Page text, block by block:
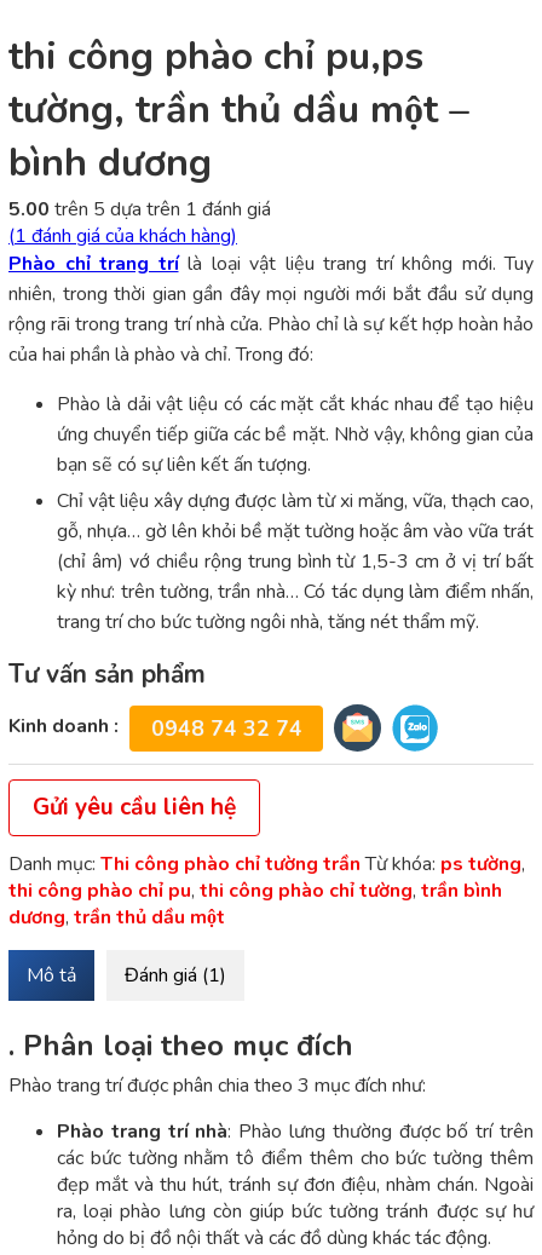
thi công phào chỉ pu,ps
tường, trần thủ dầu một –
bình dương
5.00 trên 5 dựa trên 1 đánh giá
(1 đánh giá của khách hàng)
Phào chỉ trang trílà loại vật liệu trang trí không mới. Tuy
nhiên, trong thời gian gần đây mọi người mới bắt đầu sử dụng
rộng rãi trong trang trí nhà cửa. Phào chỉ là sự kết hợp hoàn hảo
của hai phần là phào và chỉ. Trong đó:
Phào là dải vật liệu có các mặt cắt khác nhau để tạo hiệu
ứng chuyển tiếp giữa các bề mặt. Nhờ vậy, không gian của
bạn sẽ có sự liên kết ấn tượng.
Chỉ vật liệu xây dựng được làm từ xi măng, vữa, thạch cao,
gỗ, nhựa… gờ lên khỏi bề mặt tường hoặc âm vào vữa trát
(chỉ âm) vớ chiều rộng trung bình từ 1,5-3 cm ở vị trí bất
kỳ như: trên tường, trần nhà… Có tác dụng làm điểm nhấn,
trang trí cho bức tường ngôi nhà, tăng nét thẩm mỹ.
Tư vấn sản phẩm
Kinh doanh : 0948 74 32 74
Gửi yêu cầu liên hệ
Danh mục: Thi công phào chỉ tường trần Từ khóa: ps tường,
thi công phào chỉ pu, thi công phào chỉ tường, trần bình
dương, trần thủ dầu một
Mô tả Đánh giá (1)
. Phân loại theo mục đích
Phào trang trí được phân chia theo 3 mục đích như:
Phào trang trí nhà: Phào lưng thường được bố trí trên
các bức tường nhằm tô điểm thêm cho bức tường thêm
đẹp mắt và thu hút, tránh sự đơn điệu, nhàm chán. Ngoài
ra, loại phào lưng còn giúp bức tường tránh được sự hư
hỏng do bị đồ nội thất và các đồ dùng khác tác động.